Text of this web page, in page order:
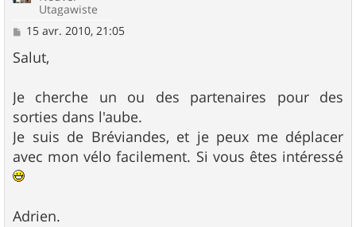
Utagawiste
M
s
s
g
e
15 avr. 2010, 21:05
Salut,
Je cherche un ou des partenaires pour des
sorties dans l'aube.
Je suis de Bréviandes, et je peux me déplacer
avec mon vélo facilement. Si vous êtes intéressé
Adrien.